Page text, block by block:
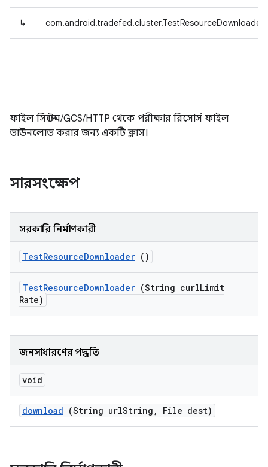
↳ com.android.tradefed.cluster.TestResourceDownloader
ফাইল সিস্টেম/GCS/HTTP থেকে পরীক্ষার রিসোর্স ফাইল
ডাউনলোড করার জন্য একটি ক্লাস।
সারসংক্ষেপ
সরকারি নির্মাণকারী
TestResourceDownloader ()
TestResourceDownloader (String curlLimit
Rate)
জনসাধারণের পদ্ধতি
void
download (String urlString , File dest)